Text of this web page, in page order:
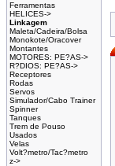
Ferramentas
HELICES->
Linkagem
Maleta/Cadeira/Bolsa
Monokote/Oracover
Montantes
MOTORES: PE?AS->
R?DIOS: PE?AS->
Receptores
Rodas
Servos
Simulador/Cabo Trainer
Spinner
Tanques
Trem de Pouso
Usados
Velas
Volt?metro/Tac?metro
z->